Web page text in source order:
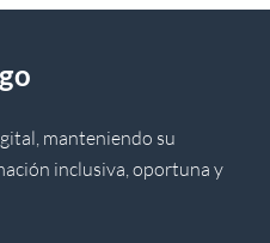
manteniendo su
inclusiva, oportuna y